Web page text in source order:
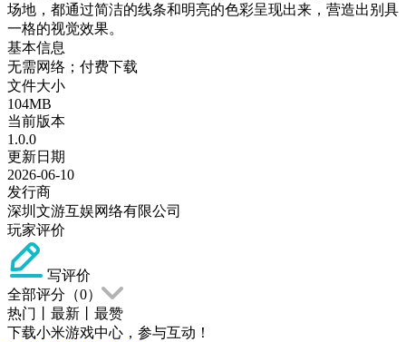
场地，都通过简洁的线条和明亮的色彩呈现出来，营造出别具
一格的视觉效果。
基本信息
无需网络；付费下载
文件大小
104MB
当前版本
1.0.0
更新日期
2026-06-10
发行商
深圳文游互娱网络有限公司
玩家评价
写评价
全部评分（0）
热门
最新
最赞
下载小米游戏中心，参与互动！